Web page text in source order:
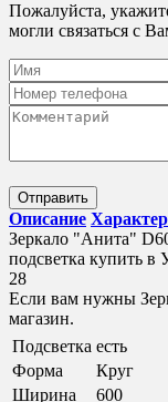
Пожалуйста,
могли связаться с
Отправить
Описание
Зеркало "Анита"
подсветка купить
28
Если вам нужны
магазин.
Подсветка есть
Форма
Круг
Ширина
600